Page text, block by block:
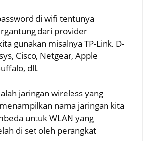
di wifi tentunya
dari provider
gunakan misalnya TP-Link, D-
Cisco, Netgear, Apple
dll.
jaringan wireless yang
nama jaringan kita
untuk WLAN yang
di set oleh perangkat